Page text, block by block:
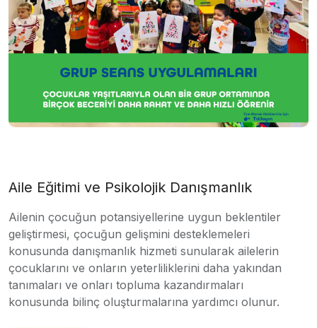
Aile Eğitimi ve Psikolojik Danışmanlık
Ailenin çocuğun potansiyellerine uygun beklentiler
geliştirmesi, çocuğun gelişmini desteklemeleri
konusunda danışmanlık hizmeti sunularak ailelerin
çocuklarını ve onların yeterliliklerini daha yakından
tanımaları ve onları topluma kazandırmaları
konusunda bilinç oluşturmalarına yardımcı olunur.